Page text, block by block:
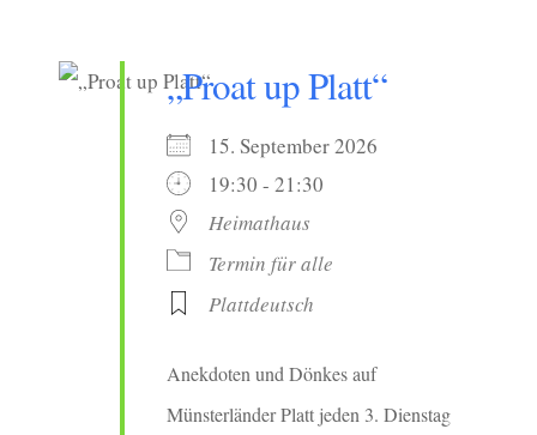
„Proat up Platt“
15. September 2026
19:30 - 21:30
Heimathaus
Termin für alle
Plattdeutsch
Anekdoten und Dönkes auf
Münsterländer Platt jeden 3. Dienstag